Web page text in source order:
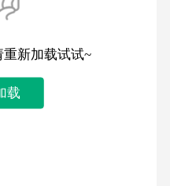
新加载试试~
载